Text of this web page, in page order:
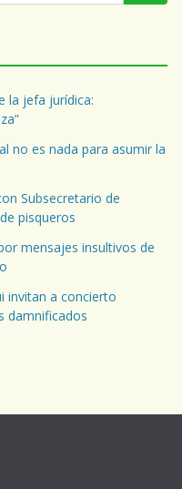
la jefa jurídica:
no es nada para asumir la
Subsecretario de
pisqueros
mensajes insultivos de
invitan a concierto
damnificados